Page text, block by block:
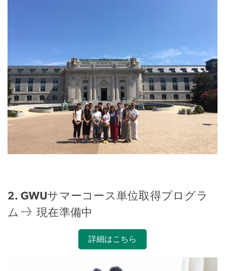
2. GWUサマーコース単位取得プログラ
ム → 現在準備中
詳細はこちら